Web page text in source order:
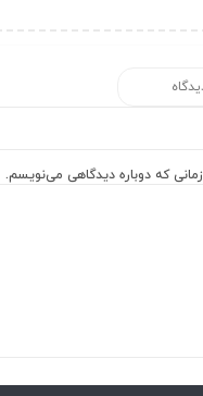
که دوباره دیدگاهی می‌نویسم.